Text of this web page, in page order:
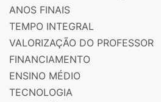
ANOS FINAIS
TEMPO INTEGRAL
VALORIZAÇÃO DO PROFESSOR
FINANCIAMENTO
ENSINO MÉDIO
TECNOLOGIA